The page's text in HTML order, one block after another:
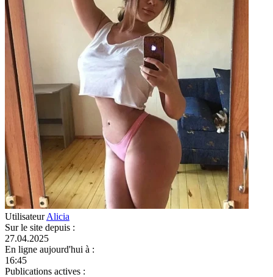
UtilisateurAlicia
Sur le site depuis :
27.04.2025
En ligne aujourd'hui à :
16:45
Publications actives :